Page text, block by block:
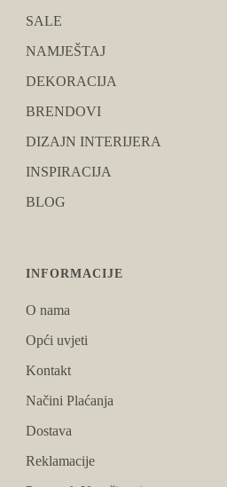
SALE
NAMJEŠTAJ
DEKORACIJA
BRENDOVI
DIZAJN INTERIJERA
INSPIRACIJA
BLOG
INFORMACIJE
O nama
Opći uvjeti
Kontakt
Načini Plaćanja
Dostava
Reklamacije